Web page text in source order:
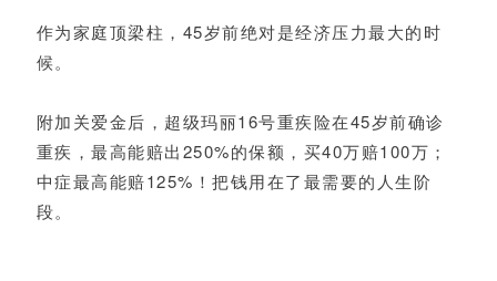
作为家庭顶梁柱，45岁前绝对是经济压力最大的时
候。
附加关爱金后，超级玛丽16号重疾险在45岁前确诊
重疾，最高能赔出250%的保额，买40万赔100万；
中症最高能赔125%！把钱用在了最需要的人生阶
段。